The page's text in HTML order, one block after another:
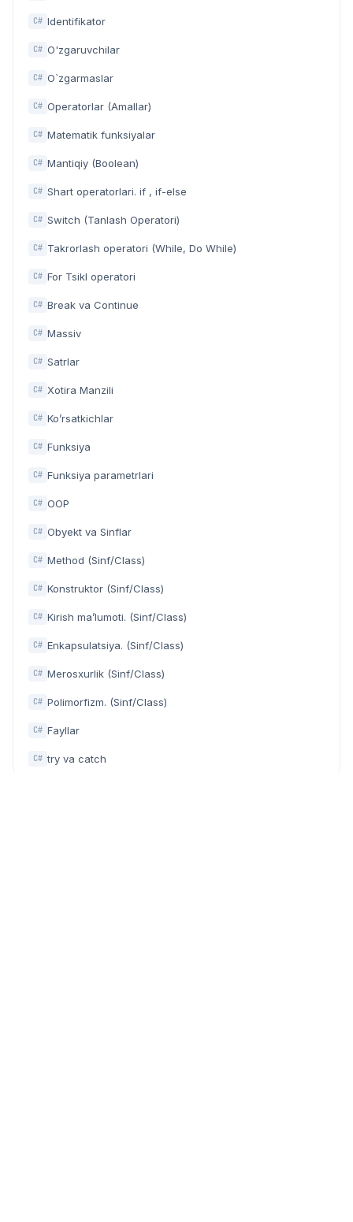
C# Identifikator
C# O'zgaruvchilar
C# O`zgarmaslar
C# Operatorlar (Amallar)
C# Matematik funksiyalar
C# Mantiqiy (Boolean)
C# Shart operatorlari. if , if-else
C# Switch (Tanlash Operatori)
C# Takrorlash operatori (While, Do While)
C# For Tsikl operatori
C# Break va Continue
C# Massiv
C# Satrlar
C# Xotira Manzili
C# Ko’rsatkichlar
C# Funksiya
C# Funksiya parametrlari
C# OOP
C# Obyekt va Sinflar
C# Method (Sinf/Class)
C# Konstruktor (Sinf/Class)
C# Kirish ma’lumoti. (Sinf/Class)
C# Enkapsulatsiya. (Sinf/Class)
C# Merosxurlik (Sinf/Class)
C# Polimorfizm. (Sinf/Class)
C# Fayllar
C# try va catch